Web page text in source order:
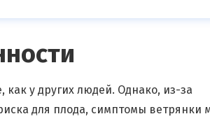
у других людей. Однако, из-за
для плода, симптомы ветрянки